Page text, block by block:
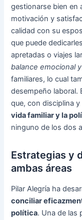
gestionarse bien en
motivación y
calidad con su
que puede
apretadas o viajes
balance emocional
familiares, lo cual
desempeño laboral.
que, con disciplina
vida familiar y la
ninguno de los dos
Estrategias y
ambas áreas
Pilar Alegría ha
conciliar
política. Una de las